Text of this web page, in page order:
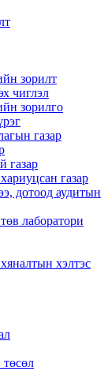
зорилт
чиглэл
зорилго
газар
газар
газар
дотоод аудитын
лаборатори
хэлтэс